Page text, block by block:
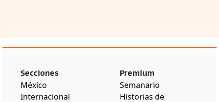
Secciones
México
Internacional
Premium
Semanario
Historias de